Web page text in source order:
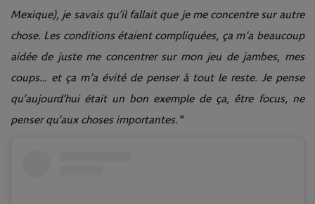
Mexique), je savais qu’il fallait que je me concentre sur autre
chose. Les conditions étaient compliquées, ça m’a beaucoup
aidée de juste me concentrer sur mon jeu de jambes, mes
coups… et ça m’a évité de penser à tout le reste. Je pense
qu’aujourd’hui était un bon exemple de ça, être focus, ne
penser qu’aux choses importantes."